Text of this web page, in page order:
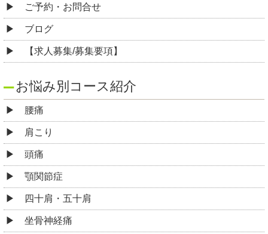
ご予約・お問合せ
ブログ
【求人募集/募集要項】
お悩み別コース紹介
腰痛
肩こり
頭痛
顎関節症
四十肩・五十肩
坐骨神経痛